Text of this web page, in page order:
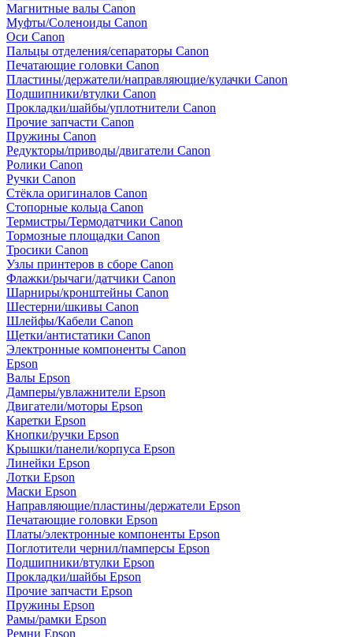
Магнитные валы Canon
Муфты/Соленоиды Canon
Оси Canon
Пальцы отделения/сепараторы Canon
Печатающие головки Canon
Пластины/держатели/направляющие/кулачки Canon
Подшипники/втулки Canon
Прокладки/шайбы/уплотнители Canon
Прочие запчасти Canon
Пружины Canon
Редукторы/приводы/двигатели Canon
Ролики Canon
Ручки Canon
Стёкла оригиналов Canon
Стопорные кольца Canon
Термистры/Термодатчики Canon
Тормозные площадки Canon
Тросики Canon
Узлы принтеров в сборе Canon
Флажки/рычаги/датчики Canon
Шарниры/кронштейны Canon
Шестерни/шкивы Canon
Шлейфы/Кабели Canon
Щетки/антистатики Canon
Электронные компоненты Canon
Epson
Валы Epson
Дамперы/увлажнители Epson
Двигатели/моторы Epson
Каретки Epson
Кнопки/ручки Epson
Крышки/панели/корпуса Epson
Линейки Epson
Лотки Epson
Маски Epson
Направляющие/пластины/держатели Epson
Печатающие головки Epson
Платы/электронные компоненты Epson
Поглотители чернил/памперсы Epson
Подшипники/втулки Epson
Прокладки/шайбы Epson
Прочие запчасти Epson
Пружины Epson
Рамы/рамки Epson
Ремни Epson